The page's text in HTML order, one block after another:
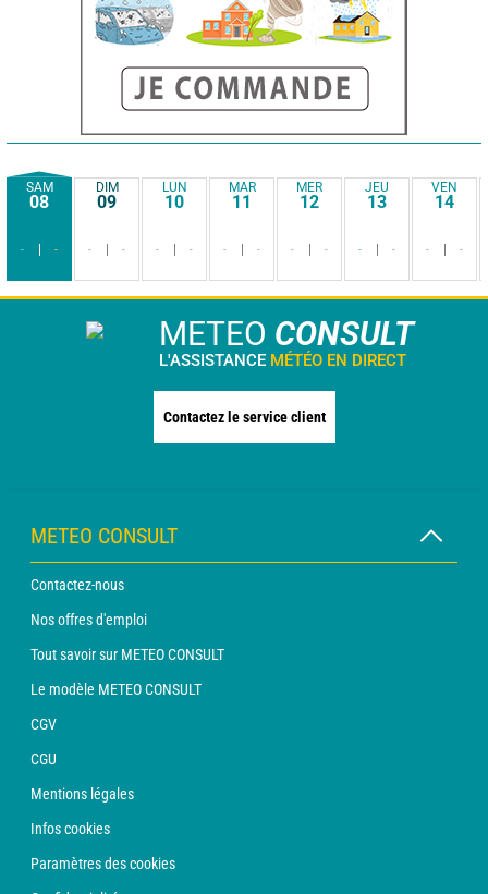
SAM
08
- -
DIM
09
- -
LUN
10
- -
MAR
11
- -
MER
12
- -
JEU
13
- -
VEN
14
- -
METEO CONSULT
L'ASSISTANCE MÉTÉO EN DIRECT
Contactez le service client
METEO CONSULT
Contactez-nous
Nos offres d'emploi
Tout savoir sur METEO CONSULT
Le modèle METEO CONSULT
CGV
CGU
Mentions légales
Infos cookies
Paramètres des cookies